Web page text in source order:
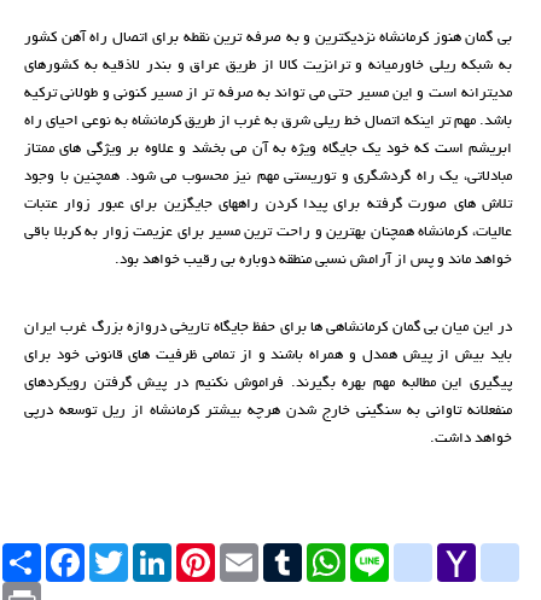
بی گمان هنوز کرمانشاه نزدیکترین و به صرفه ترین نقطه برای اتصال راه آهن کشور
به شبکه ریلی خاورمیانه و ترانزیت کالا از طریق عراق و بندر لاذقیه به کشورهای
مدیترانه است و این مسیر حتی مي تواند به صرفه تر از مسیر کنونی و طولانی ترکیه
باشد. مهم تر اینکه اتصال خط ریلی شرق به غرب از طریق کرمانشاه به نوعی احیای راه
ابریشم است که خود یک جایگاه ویژه به آن می بخشد و علاوه بر ویژگی های ممتاز
مبادلاتی، یک راه گردشگری و توریستی مهم نیز محسوب می شود. همچنین با وجود
تلاش های صورت گرفته برای پیدا کردن راههای جایگزین برای عبور زوار عتبات
عالیات، کرمانشاه همچنان بهترین و راحت ترین مسیر برای عزیمت زوار به کربلا باقی
خواهد ماند و پس از آرامش نسبی منطقه دوباره بی رقیب خواهد بود.
در این میان بی گمان کرمانشاهی ها برای حفظ جایگاه تاریخی دروازه بزرگ غرب ایران
باید بیش از پیش همدل و همراه باشند و از تمامی ظرفیت های قانونی خود برای
پیگیری این مطالبه مهم بهره بگیرند. فراموش نكنيم در پيش گرفتن رويكردهاي
منفعلانه تاواني به سنگيني خارج شدن هرچه بيشتر كرمانشاه از ريل توسعه درپي
خواهد داشت.
FacebookTwitterLinkedInPinterest EmailTumblr
WhatsApp Line
google_bookmarks
Yahoo
yahoo_messenger
Print